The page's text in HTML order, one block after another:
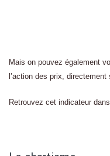
Mais on pouvez également
l’action des prix,
Retrouvez cet indicateur